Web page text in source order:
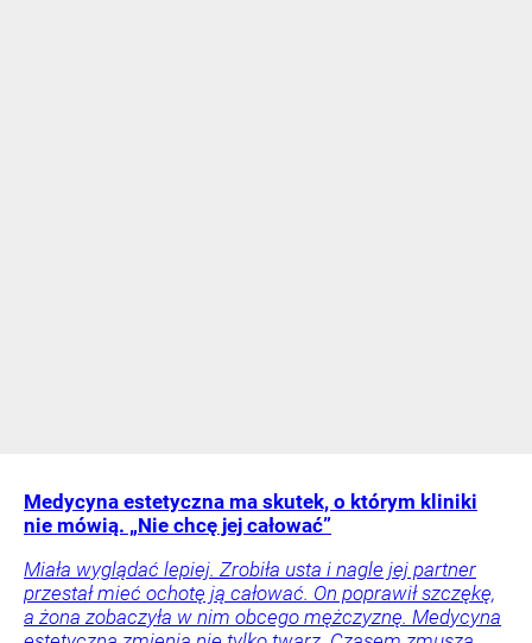
Medycyna estetyczna ma skutek, o którym kliniki
nie mówią. „Nie chcę jej całować”
Miała wyglądać lepiej. Zrobiła usta i nagle jej partner
przestał mieć ochotę ją całować. On poprawił szczękę,
a żona zobaczyła w nim obcego mężczyznę. Medycyna